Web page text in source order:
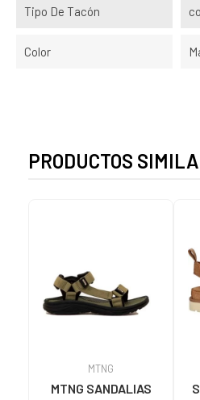
Tipo De Tacón
Color
PRODUCTOS
MTNG
MTNG SANDALIAS